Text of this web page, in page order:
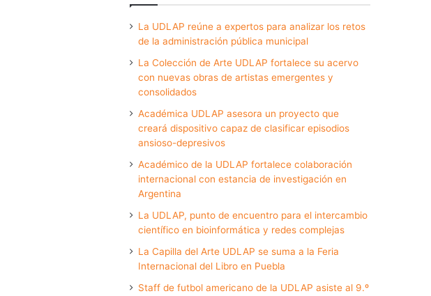
La UDLAP reúne a expertos para analizar los retos
de la administración pública municipal
La Colección de Arte UDLAP fortalece su acervo
con nuevas obras de artistas emergentes y
consolidados
Académica UDLAP asesora un proyecto que
creará dispositivo capaz de clasificar episodios
ansioso-depresivos
Académico de la UDLAP fortalece colaboración
internacional con estancia de investigación en
Argentina
La UDLAP, punto de encuentro para el intercambio
científico en bioinformática y redes complejas
La Capilla del Arte UDLAP se suma a la Feria
Internacional del Libro en Puebla
Staff de futbol americano de la UDLAP asiste al 9.º